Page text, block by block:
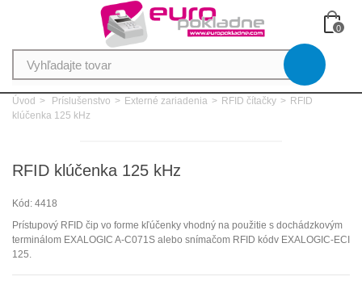
0
Úvod > Príslušenstvo > Externé zariadenia > RFID čítačky > RFID
klúčenka 125 kHz
RFID klúčenka 125 kHz
Kód: 4418
Prístupový RFID čip vo forme kľúčenky vhodný na použitie s dochádzkovým
terminálom EXALOGIC A-C071S alebo snímačom RFID kódv EXALOGIC-ECI
125.